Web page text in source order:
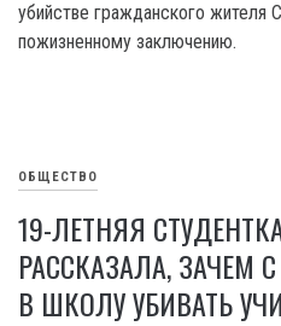
убийстве гражданского жителя
пожизненному заключению.
ОБЩЕСТВО
19-ЛЕТНЯЯ
РАССКАЗАЛА, ЗАЧЕМ
В ШКОЛУ УБИВАТЬ